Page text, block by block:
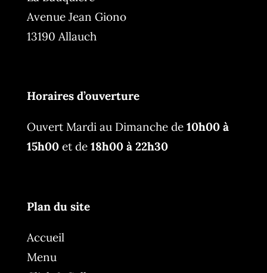
Avenue Jean Giono
13190 Allauch
Horaires d’ouverture
Ouvert Mardi au Dimanche de10h00 à
15h00 et de18h00 à 22h30
Plan du site
Accueil
Menu